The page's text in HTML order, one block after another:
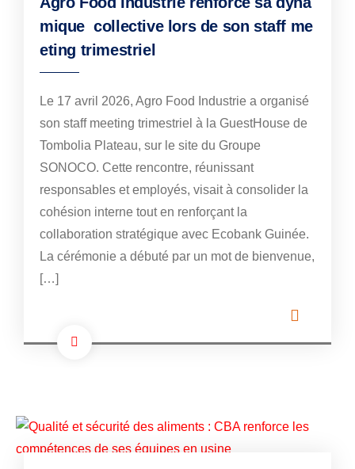
mique collective lors de son staff me
eting trimestriel
Le 17 avril 2026, Agro Food Industrie a organisé
son staff meeting trimestriel à la GuestHouse de
Tombolia Plateau, sur le site du Groupe
SONOCO. Cette rencontre, réunissant
responsables et employés, visait à consolider la
cohésion interne tout en renforçant la
collaboration stratégique avec Ecobank Guinée.
La cérémonie a débuté par un mot de bienvenue,
[…]